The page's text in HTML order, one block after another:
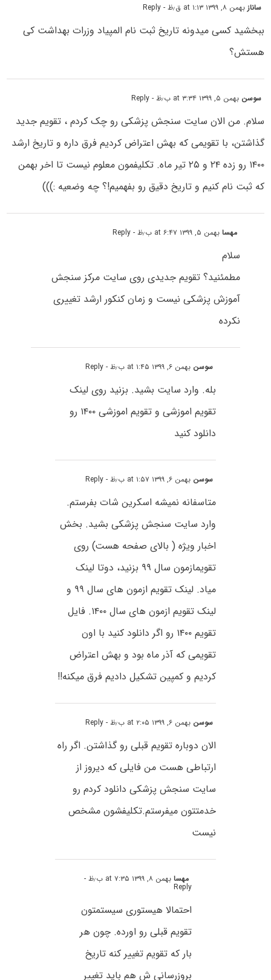
سانازبهمن ۸, ۱۳۹۹ at ۱:۱۳ ق٫ظ - Reply
ببخشید کسی میدونه تاریخ ثبت نام المپیاد وزرات بهداشت کی
هستش؟
سوسن بهمن ۵, ۱۳۹۹ at ۳:۳۴ ب٫ظ - Reply
سلام. من الان سایت سنجش پزشکی رو چک کردم ، تقویم جدید
گذاشتن، با تقویمی که بهش اعتراض کردیم فرق داره و تاریخ ارشد
۱۴۰۰ رو زده ۲۴ و ۲۵ تیر ماه. تکلیفمون معلوم نیست تا اخر بهمن
که ثبت نام کنیم و تاریخ دقیق رو بفهمیم!؟ چه وضعیه :)))
مهسابهمن ۵, ۱۳۹۹ at ۶:۴۷ ب٫ظ - Reply
سلام
مطمئنید؟ تقویم جدیدی روی سایت مرکز سنجش
آموزش پزشکی نیست و زمان کنکور ارشد تغییری
نکرده
سوسن بهمن ۶, ۱۳۹۹ at ۱:۴۵ ب٫ظ - Reply
بله. وارد سایت بشید. بزنید روی لینک
تقویم اموزشی و تقویم اموزشی ۱۴۰۰ رو
دانلود کنید
سوسن بهمن ۶, ۱۳۹۹ at ۱:۵۷ ب٫ظ - Reply
متاسفانه نمیشه اسکرین شات بفرستم.
وارد سایت سنجش پزشکی بشید. بخش
اخبار ویژه ( بالای صفحه هست) روی
تقویمازمون سال ۹۹ بزنید، دوتا لینک
میاد. لینک تقویم ازمون های سال ۹۹ و
لینک تقویم ازمون های سال ۱۴۰۰. فایل
تقویم ۱۴۰۰ رو اگر دانلود کنید با اون
تقویمی که آذر ماه بود و بهش اعتراض
کردیم و کمپین تشکیل دادیم فرق میکنه!!
سوسن بهمن ۶, ۱۳۹۹ at ۲:۰۵ ب٫ظ - Reply
الان دوباره تقویم قبلی رو گذاشتن‌. اگر راه
ارتباطی هست من فایلی که دیروز از
سایت سنجش پزشکی دانلود کردم رو
خدمتتون میفرستم.تکلیفشون مشخص
نیست
مهسابهمن ۸, ۱۳۹۹ at ۷:۳۵ ب٫ظ -
Reply
احتمالا هیستوری سیستمتون
تقویم قبلی رو اورده. چون هر
بار که تقویم تغییر کنه تاریخ
بروزرسانی ش هم باید تغییر